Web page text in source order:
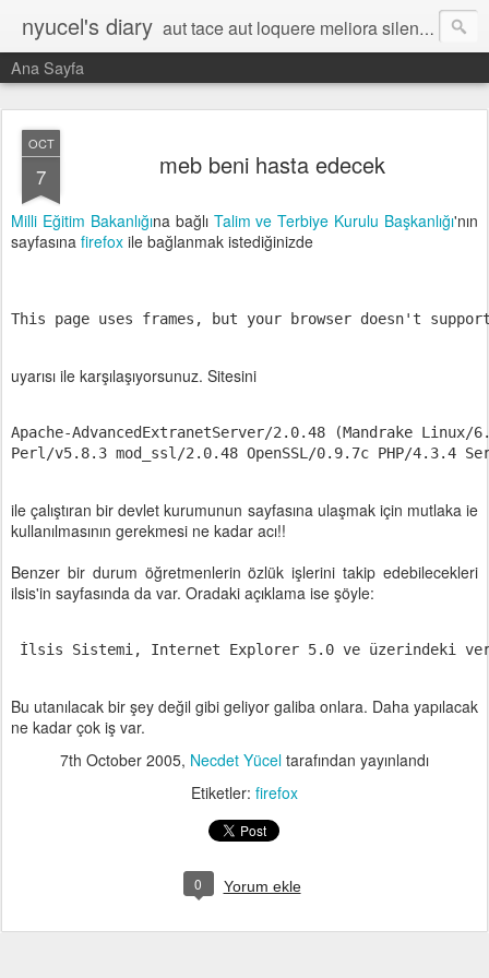
nyucel's diary aut tace aut loquere meliora silentio
Ana Sayfa
OCT
7 meb beni hasta edecek
Milli Eğitim Bakanlığına bağlı Talim ve Terbiye Kurulu Başkanlığı'nın
sayfasına firefox ile bağlanmak istediğinizde
This page uses frames, but your browser doesn't
uyarısı ile karşılaşıyorsunuz. Sitesini
Apache-AdvancedExtranetServer/2.0.48 (Mandrake Linux/
Perl/v5.8.3 mod_ssl/2.0.48 OpenSSL/0.9.7c PHP/4.3.4
ile çalıştıran bir devlet kurumunun sayfasına ulaşmak için mutlaka ie
kullanılmasının gerekmesi ne kadar acı!!
Benzer bir durum öğretmenlerin özlük işlerini takip edebilecekleri
ilsis'in sayfasında da var. Oradaki açıklama ise şöyle:
İlsis Sistemi, Internet Explorer 5.0 ve üzerindeki
Bu utanılacak bir şey değil gibi geliyor galiba onlara. Daha yapılacak
ne kadar çok iş var.
7th October 2005, Necdet Yücel tarafından yayınlandı
Etiketler: firefox
0 Yorum ekle